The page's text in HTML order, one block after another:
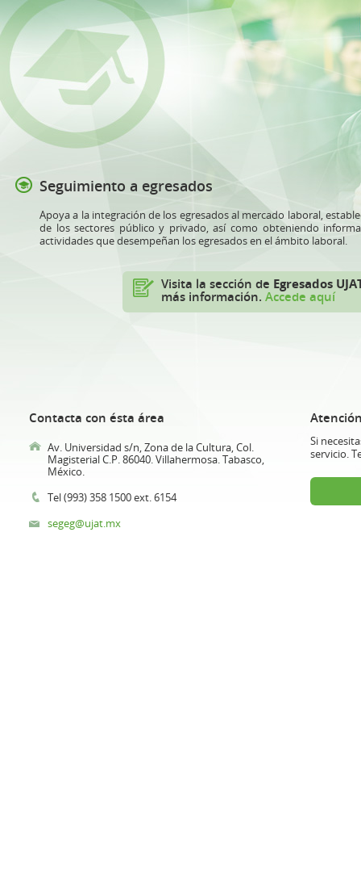
Seguimiento a egresados
Apoya a la integración de los egresados al mercado laboral,
de los sectores público y privado, así como obteniendo
actividades que desempeñan los egresados en el ámbito laboral.
Visita la sección de Egresados
más información. Accede aquí
Contacta con ésta área
Av. Universidad s/n, Zona de la Cultura, Col.
Magisterial C.P. 86040. Villahermosa. Tabasco,
México.
Tel (993) 358 1500 ext. 6154
segeg@ujat.mx
Si
servicio.